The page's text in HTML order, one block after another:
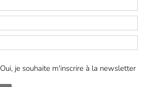
Oui, je souhaite m'inscrire à la newsletter